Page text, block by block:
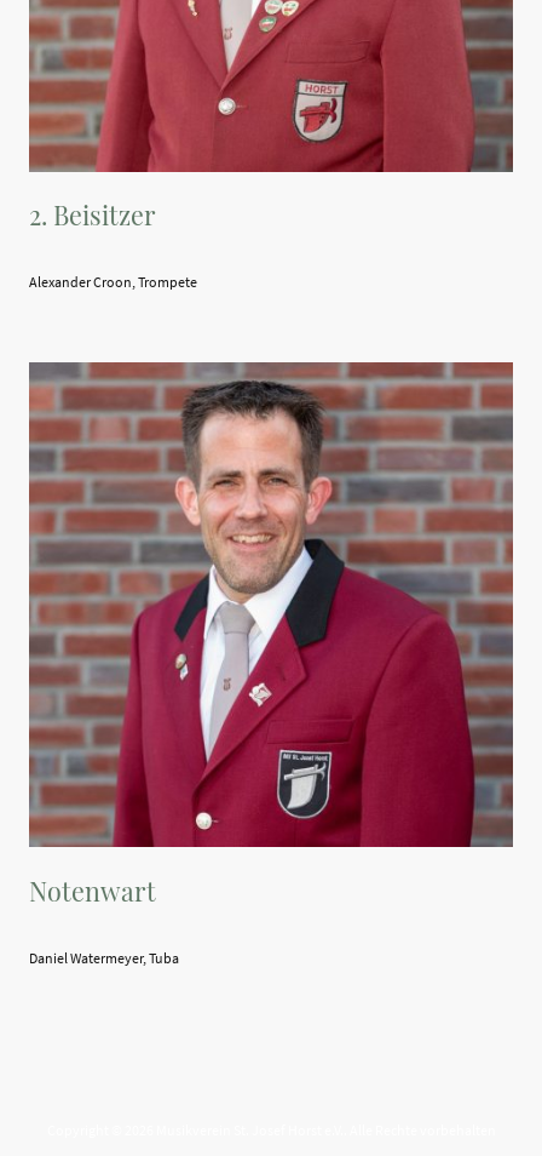
2. Beisitzer
Alexander Croon, Trompete
Notenwart
Daniel Watermeyer, Tuba